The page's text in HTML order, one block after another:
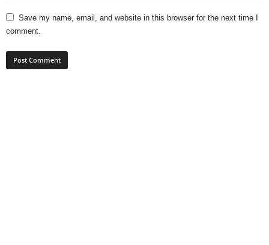
Save my name, email, and website in this browser for the next time I
comment.